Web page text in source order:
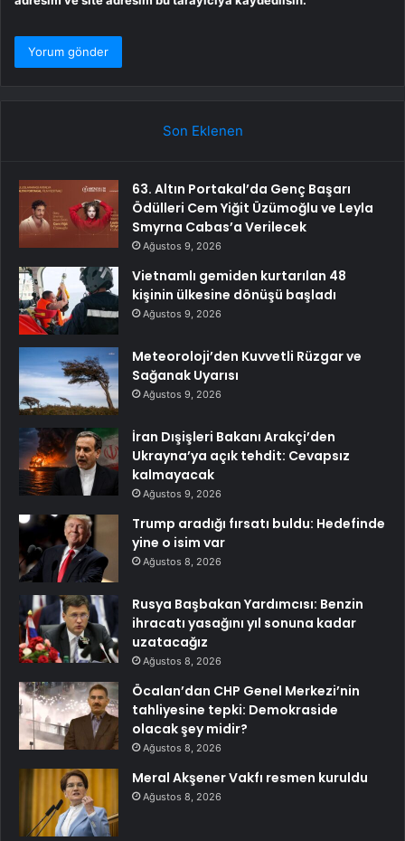
Son Eklenen
63. Altın Portakal’da Genç Başarı
Ödülleri Cem Yiğit Üzümoğlu ve Leyla
Smyrna Cabas’a Verilecek
Ağustos 9, 2026
Vietnamlı gemiden kurtarılan 48
kişinin ülkesine dönüşü başladı
Ağustos 9, 2026
Meteoroloji’den Kuvvetli Rüzgar ve
Sağanak Uyarısı
Ağustos 9, 2026
İran Dışişleri Bakanı Arakçi’den
Ukrayna’ya açık tehdit: Cevapsız
kalmayacak
Ağustos 9, 2026
Trump aradığı fırsatı buldu: Hedefinde
yine o isim var
Ağustos 8, 2026
Rusya Başbakan Yardımcısı: Benzin
ihracatı yasağını yıl sonuna kadar
uzatacağız
Ağustos 8, 2026
Öcalan’dan CHP Genel Merkezi’nin
tahliyesine tepki: Demokraside
olacak şey midir?
Ağustos 8, 2026
Meral Akşener Vakfı resmen kuruldu
Ağustos 8, 2026